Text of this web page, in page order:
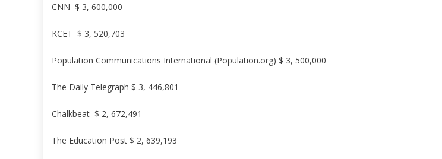
CNN $ 3, 600,000
KCET $ 3, 520,703
Population Communications International (Population.org) $ 3, 500,000
The Daily Telegraph $ 3, 446,801
Chalkbeat $ 2, 672,491
The Education Post $ 2, 639,193